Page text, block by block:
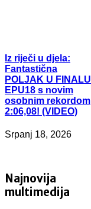
Iz riječi u djela:
Fantastična
POLJAK U FINALU
EPU18 s novim
osobnim rekordom
2:06,08! (VIDEO)
Srpanj 18, 2026
Najnovija
multimedija